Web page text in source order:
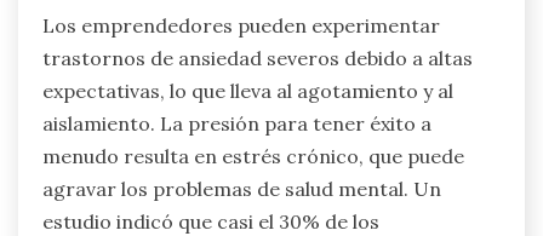
logros, y el agotamiento emprendedor,
caracterizado por el agotamiento emocional y el
desapego. Además, los emprendedores pueden
experimentar ansiedad social, lo que lleva al
aislamiento de sus pares. Estos problemas a
menudo surgen de altas expectativas, creando
un paisaje único de salud mental. Abordarlos